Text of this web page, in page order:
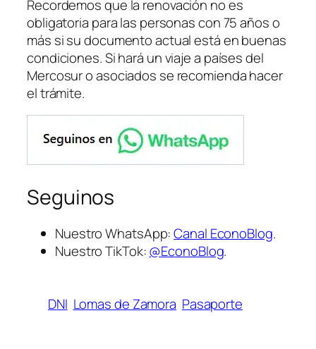
Recordemos que la renovación no es
obligatoria para las personas con 75 años o
más si su documento actual está en buenas
condiciones. Si hará un viaje a países del
Mercosur o asociados se recomienda hacer
el trámite.
Seguinos
Nuestro WhatsApp:Canal EconoBlog.
Nuestro TikTok:@EconoBlog.
DNI Lomas de Zamora Pasaporte